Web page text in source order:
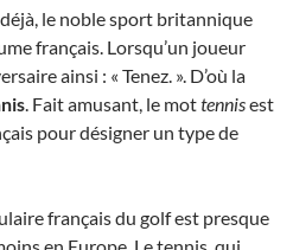
le noble sport britannique
français. Lorsqu’un joueur
ainsi : « Tenez. ». D’où la
. Fait amusant, le mottennisest
pour désigner un type de
français du golf est presque